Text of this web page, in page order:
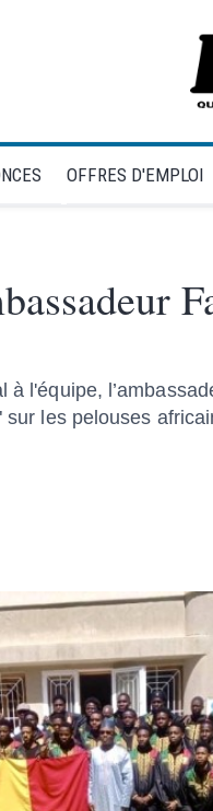
OFFRES D'EMPLOI
à l'équipe,
les pelouses